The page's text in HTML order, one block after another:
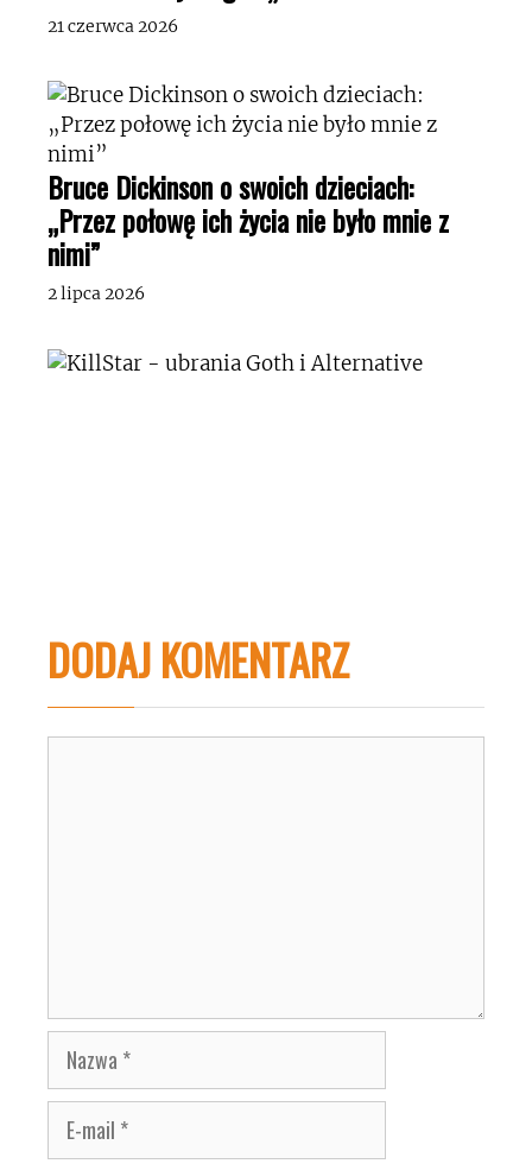
21 czerwca 2026
Bruce Dickinson o swoich dzieciach:
„Przez połowę ich życia nie było mnie z
nimi”
2 lipca 2026
DODAJ KOMENTARZ
Nazwa
E-
mail